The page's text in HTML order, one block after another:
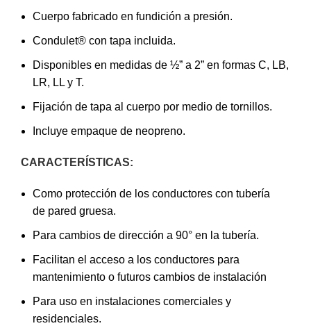
Cuerpo fabricado en fundición a presión.
Condulet® con tapa incluida.
Disponibles en medidas de ½” a 2” en formas C, LB,
LR, LL y T.
Fijación de tapa al cuerpo por medio de tornillos.
Incluye empaque de neopreno.
CARACTERÍSTICAS:
Como protección de los conductores con tubería
de pared gruesa.
Para cambios de dirección a 90° en la tubería.
Facilitan el acceso a los conductores para
mantenimiento o futuros cambios de instalación
Para uso en instalaciones comerciales y
residenciales.